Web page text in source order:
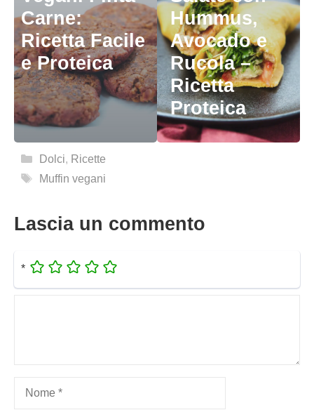
Carne:
Ricetta Facile
e Proteica
Hummus,
Avocado e
Rucola –
Ricetta
Proteica
Categorie
Dolci, Ricette
Tag
Muffin vegani
Lascia un commento
*